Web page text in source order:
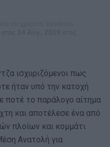
ισχυριζόμενοι πως
ήταν υπό την κατοχή
ποτέ το παράλογο αίτημα
και αποτέλεσε ένα από
πλοίων και κομμάτι
Ανατολή για